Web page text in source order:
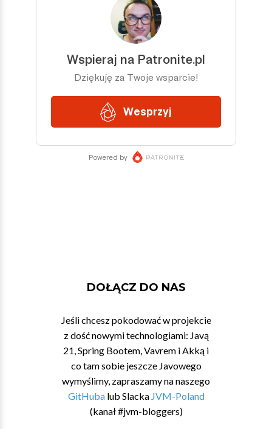
DOŁĄCZ DO NAS
Jeśli chcesz pokodować w projekcie
z dość nowymi technologiami: Javą
21, Spring Bootem, Vavrem i Akką i
co tam sobie jeszcze Javowego
wymyślimy, zapraszamy na naszego
GitHubalub Slacka JVM-Poland
(kanał #jvm-bloggers)